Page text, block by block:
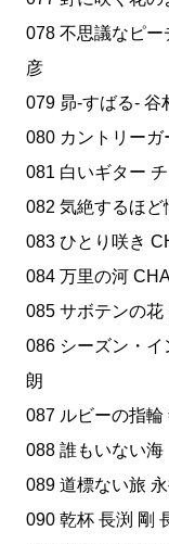
078 不思議なピー
彦
079 昴-すばる- 谷
080 カントリーガ
081 白いギター
082 気絶するほ
083 ひとり咲き
084 万里の河
085 サボテンの花
086 シーズン・
朗
087 ルビーの指輪
088 誰もいない海
089 道標ない旅
090 乾杯 長渕 剛